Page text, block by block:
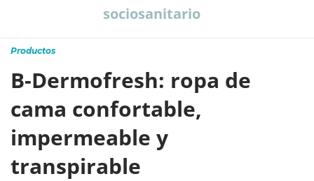
sociosanitario
Productos
B-Dermofresh: ropa de
cama confortable,
impermeable y
transpirable